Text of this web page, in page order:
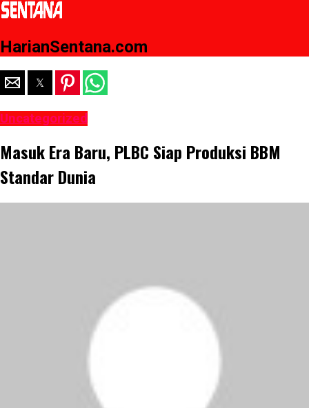
HarianSentana.com
Uncategorized
Masuk Era Baru, PLBC Siap Produksi BBM
Standar Dunia